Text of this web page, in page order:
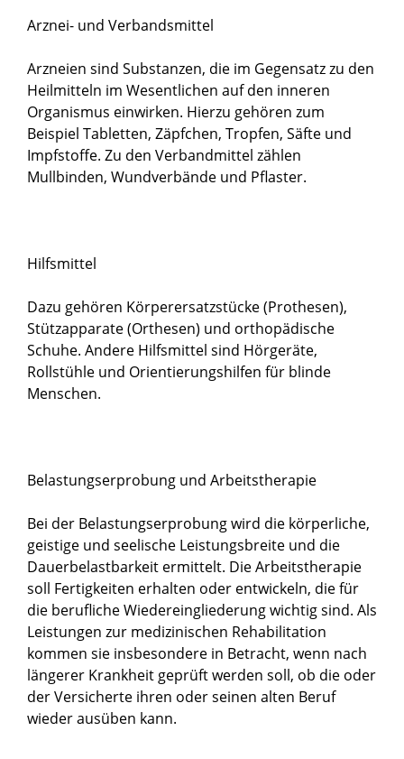
Arznei- und Verbandsmittel
Arzneien sind Substanzen, die im Gegensatz zu den
Heilmitteln im Wesentlichen auf den inneren
Organismus einwirken. Hierzu gehören zum
Beispiel Tabletten, Zäpfchen, Tropfen, Säfte und
Impfstoffe. Zu den Verbandmittel zählen
Mullbinden, Wundverbände und Pflaster.
Hilfsmittel
Dazu gehören Körperersatzstücke (Prothesen),
Stützapparate (Orthesen) und orthopädische
Schuhe. Andere Hilfsmittel sind Hörgeräte,
Rollstühle und Orientierungshilfen für blinde
Menschen.
Belastungserprobung und Arbeitstherapie
Bei der Belastungserprobung wird die körperliche,
geistige und seelische Leistungsbreite und die
Dauerbelastbarkeit ermittelt. Die Arbeitstherapie
soll Fertigkeiten erhalten oder entwickeln, die für
die berufliche Wiedereingliederung wichtig sind. Als
Leistungen zur medizinischen Rehabilitation
kommen sie insbesondere in Betracht, wenn nach
längerer Krankheit geprüft werden soll, ob die oder
der Versicherte ihren oder seinen alten Beruf
wieder ausüben kann.